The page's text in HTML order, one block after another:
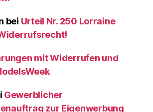
bei Urteil Nr. 250 Lorraine
mit Widerrufen und
Gewerblicher
zur Eigenwerbung